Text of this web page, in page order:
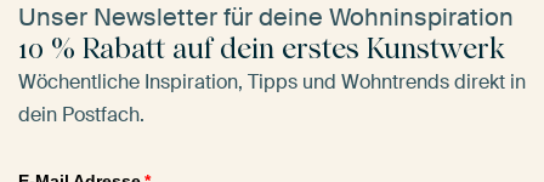
Unser Newsletter für deine Wohninspiration
10 % Rabatt auf dein erstes Kunstwerk
Wöchentliche Inspiration, Tipps und Wohntrends direkt in
dein Postfach.